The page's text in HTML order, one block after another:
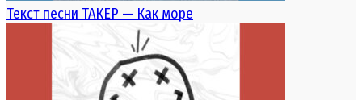
Текст песни ТАКЕР — Как море